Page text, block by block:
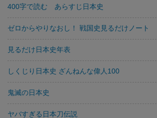
400字で読む あらすじ日本史
ゼロからやりなおし！ 戦国史見るだけノート
見るだけ日本史年表
しくじり日本史 ざんねんな偉人100
鬼滅の日本史
ヤバすぎる日本刀伝説